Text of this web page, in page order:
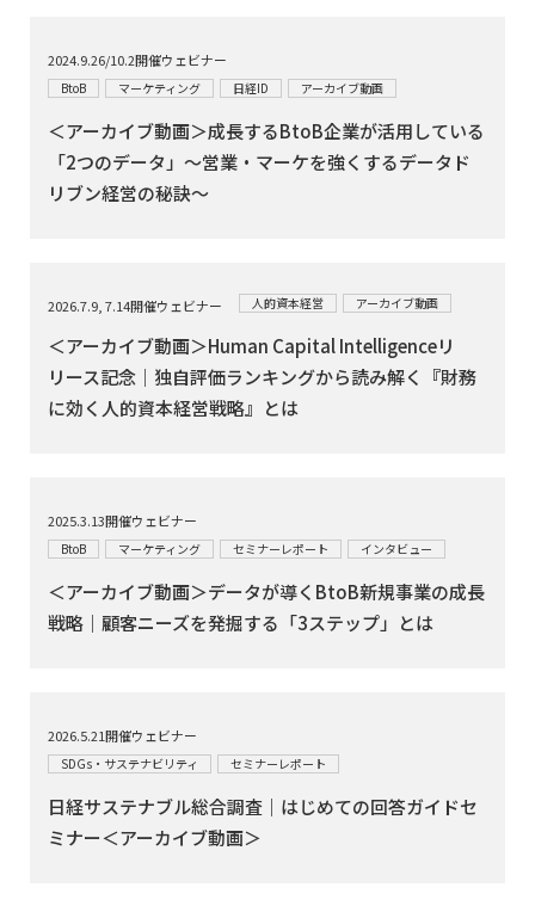
2024.9.26/10.2開催ウェビナー
BtoB マーケティング 日経ID アーカイブ動画
＜アーカイブ動画＞成長するBtoB企業が活用している
「2つのデータ」～営業・マーケを強くするデータド
リブン経営の秘訣～
2026.7.9, 7.14開催ウェビナー 人的資本経営 アーカイブ動画
＜アーカイブ動画＞Human Capital Intelligenceリ
リース記念｜独自評価ランキングから読み解く『財務
に効く人的資本経営戦略』とは
2025.3.13開催ウェビナー
BtoB マーケティング セミナーレポート インタビュー
＜アーカイブ動画＞データが導くBtoB新規事業の成長
戦略｜顧客ニーズを発掘する「3ステップ」とは
2026.5.21開催ウェビナー
SDGs・サステナビリティ セミナーレポート
日経サステナブル総合調査｜はじめての回答ガイドセ
ミナー＜アーカイブ動画＞